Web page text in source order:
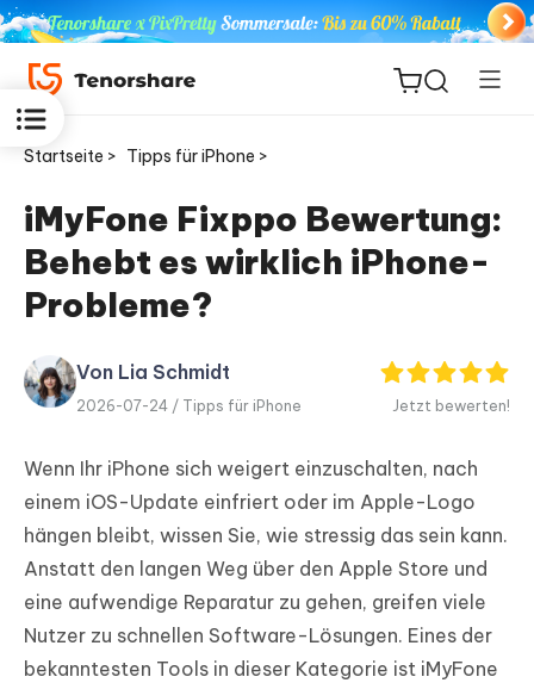
ReiBoot
for iOS
PDNob
PDF
Editor
Neu
iAnyGo
Startseite > Tipps für iPhone >
iMyFone Fixppo Bewertung:
Behebt es wirklich iPhone-
Probleme?
Von Lia Schmidt
2026-07-24 / Tipps für iPhone Jetzt bewerten!
Wenn Ihr iPhone sich weigert einzuschalten, nach
einem iOS-Update einfriert oder im Apple-Logo
hängen bleibt, wissen Sie, wie stressig das sein kann.
Anstatt den langen Weg über den Apple Store und
eine aufwendige Reparatur zu gehen, greifen viele
Nutzer zu schnellen Software-Lösungen. Eines der
bekanntesten Tools in dieser Kategorie ist iMyFone